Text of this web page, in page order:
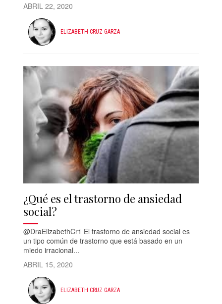
ABRIL 22, 2020
ELIZABETH CRUZ GARZA
¿Qué es el trastorno de ansiedad
social?
@DraElizabethCr1 El trastorno de ansiedad social es
un tipo común de trastorno que está basado en un
miedo irracional...
ABRIL 15, 2020
ELIZABETH CRUZ GARZA